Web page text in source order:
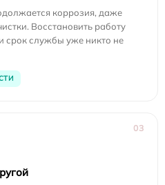
коррозия, даже
Восстановить работу
срок службы уже никто не
03